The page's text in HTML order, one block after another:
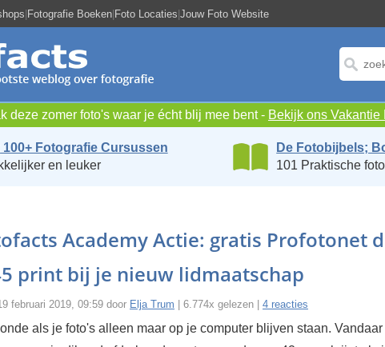
|Fotografie Boeken|Foto Locaties|Jouw Foto Website
deze zomer foto's waar je écht blij mee bent - Bekijk ons Vakantie
Fotografie Cursussen
en leuker
De Fotobijbels;
101 Praktische
Academy Actie: gratis Profotonet
print bij je nieuw lidmaatschap
februari 2019, 09:59 door Elja Trum | 6.774x gelezen | 4 reacties
als je foto's alleen maar op je computer blijven staan.